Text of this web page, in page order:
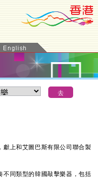
上和艾圖巴斯有限公司聯合製
同類型的韓國敲擊樂器，包括